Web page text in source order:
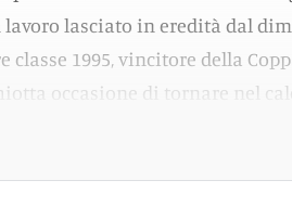
lasciato in eredità dal
classe 1995, vincitore della
occasione di tornare nel